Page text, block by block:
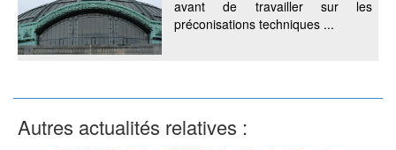
avant de travailler sur les
préconisations techniques ...
Autres actualités relatives :